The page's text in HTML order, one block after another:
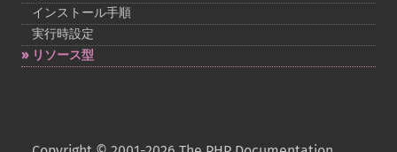
インストール手順
実行時設定
リソース型